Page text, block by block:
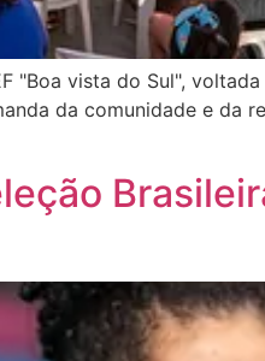
"Boa vista do Sul",
da comunidade e da